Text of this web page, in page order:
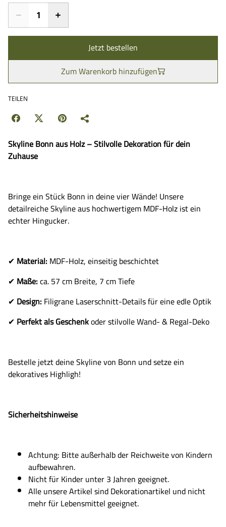
Jetzt bestellen
Zum Warenkorb hinzufügen
TEILEN
Skyline Bonn aus Holz – Stilvolle Dekoration für dein
Zuhause
Bringe ein Stück Bonn in deine vier Wände! Unsere
detailreiche Skyline aus hochwertigem MDF-Holz ist ein
echter Hingucker.
✔ Material:MDF-Holz, einseitig beschichtet
✔ Maße:ca. 57 cm Breite, 7 cm Tiefe
✔ Design:Filigrane Laserschnitt-Details für eine edle Optik
✔ Perfekt als Geschenkoder stilvolle Wand- & Regal-Deko
Bestelle jetzt deine Skyline von Bonn und setze ein
dekoratives Highligh!
Sicherheitshinweise
Achtung: Bitte außerhalb der Reichweite von Kindern
aufbewahren.
Nicht für Kinder unter 3 Jahren geeignet.
Alle unsere Artikel sind Dekorationartikel und nicht
mehr für Lebensmittel geeignet.